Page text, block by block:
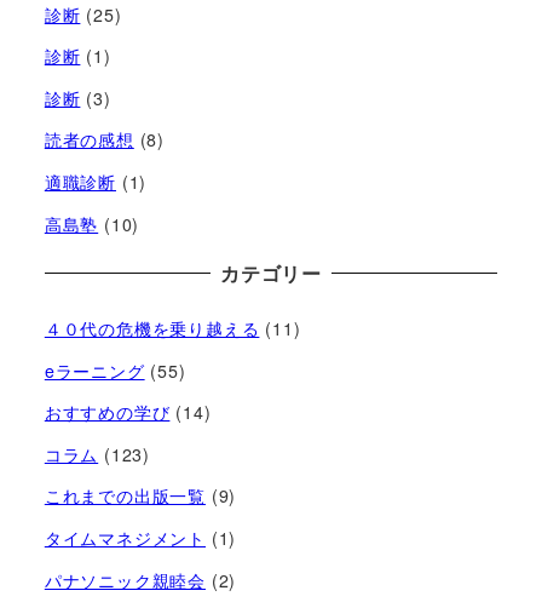
診断 (25)
診断 (1)
診断 (3)
読者の感想 (8)
適職診断 (1)
高島塾 (10)
カテゴリー
４０代の危機を乗り越える (11)
eラーニング (55)
おすすめの学び (14)
コラム (123)
これまでの出版一覧 (9)
タイムマネジメント (1)
パナソニック親睦会 (2)